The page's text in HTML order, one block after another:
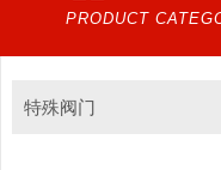
PRODUCT
特殊阀门